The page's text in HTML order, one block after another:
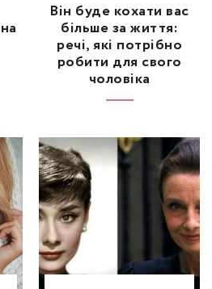
Він буде кохати вас
більше за життя:
речі, які потрібно
робити для свого
чоловіка